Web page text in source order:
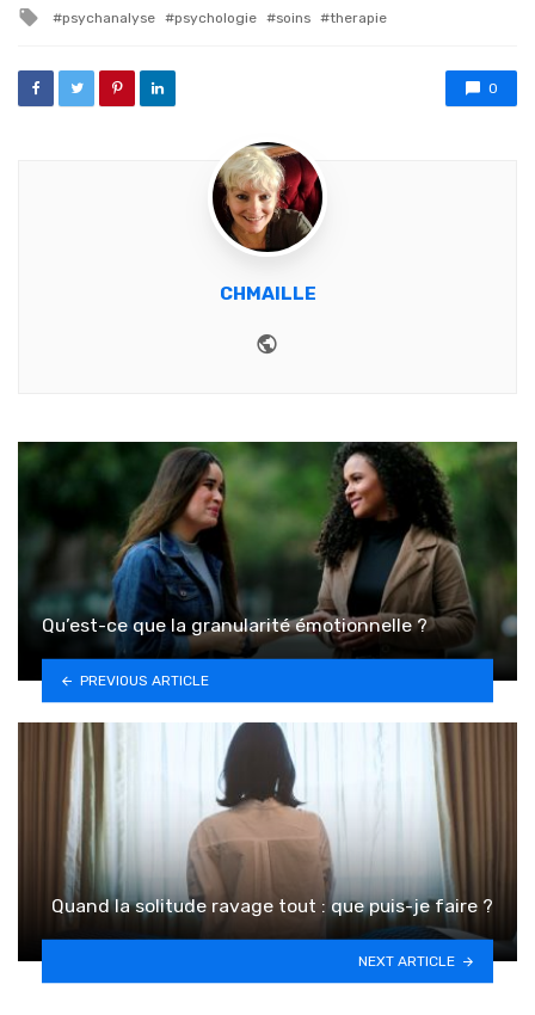
Tagged with
psychanalyse psychologie soins therapie
0
CHMAILLE
Qu’est-ce que la granularité émotionnelle ?
PREVIOUS ARTICLE
Quand la solitude ravage tout : que puis-je faire ?
NEXT ARTICLE